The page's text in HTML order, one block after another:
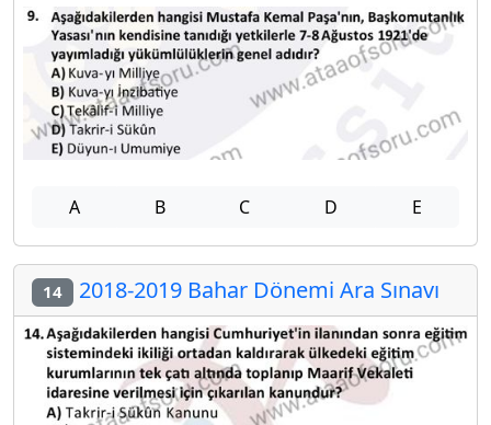
A B C D E
14 2018-2019 Bahar Dönemi Ara Sınavı